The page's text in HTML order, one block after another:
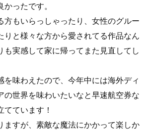
ったです。
方もいらっしゃったり、女性のグルー
りと様々な方から愛されてる作品なん
も実感して家に帰ってまた見直してし
を味わえたので、今年中には海外ディ
の世界を味わいたいなと早速航空券な
てています！
ますが、素敵な魔法にかかって楽しか